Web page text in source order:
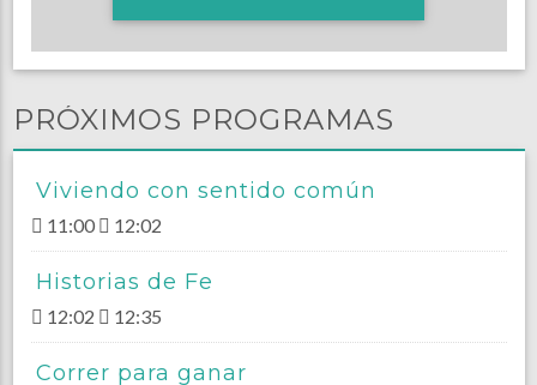
PRÓXIMOS PROGRAMAS
Viviendo con sentido común
11:00 12:02
Historias de Fe
12:02 12:35
Correr para ganar